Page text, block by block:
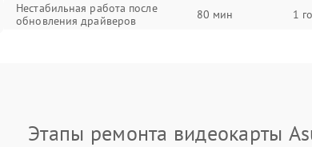
Нестабильная работа после
обновления драйверов
80 мин 1
Этапы ремонта видеокарты